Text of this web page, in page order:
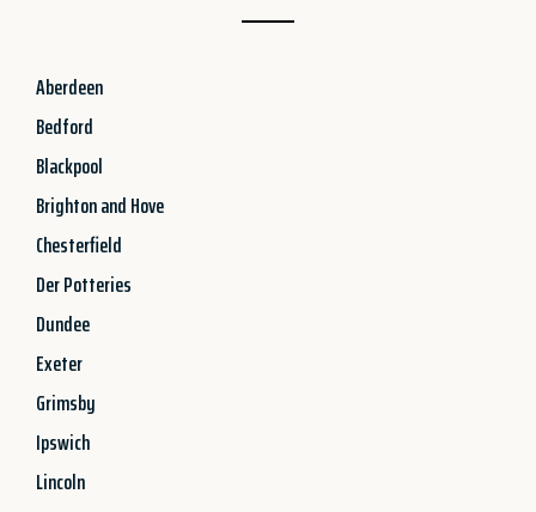
Aberdeen
Bedford
Blackpool
Brighton and Hove
Chesterfield
Der Potteries
Dundee
Exeter
Grimsby
Ipswich
Lincoln